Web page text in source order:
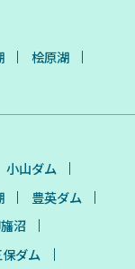
桧原湖
小山ダム
豊英ダム
沼
ダム